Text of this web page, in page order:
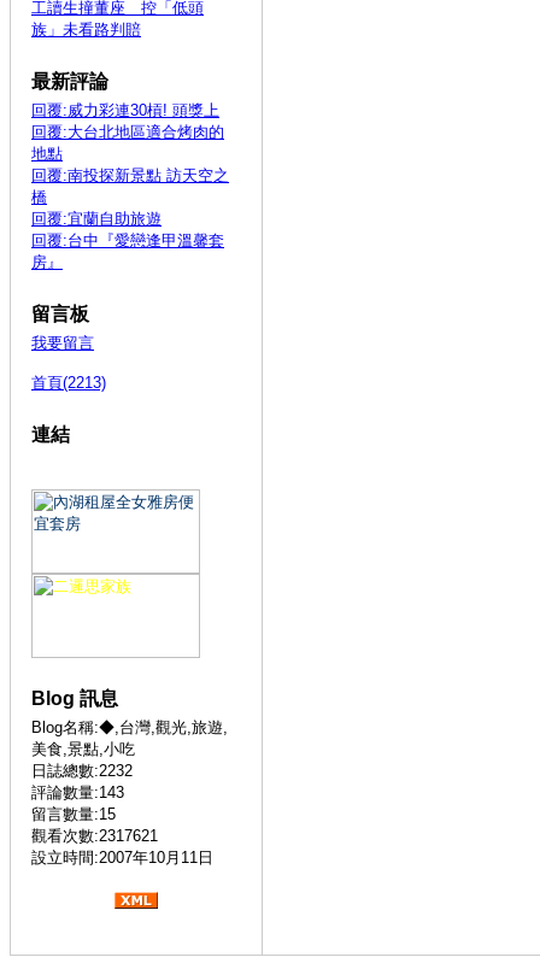
工讀生撞董座 控「低頭
族」未看路判賠
最新評論
回覆:威力彩連30槓! 頭獎上
回覆:大台北地區適合烤肉的
地點
回覆:南投探新景點 訪天空之
橋
回覆:宜蘭自助旅遊
回覆:台中『愛戀逢甲溫馨套
房』
留言板
我要留言
首頁(2213)
連結
Blog 訊息
Blog名稱:◆,台灣,觀光,旅遊,
美食,景點,小吃
日誌總數:2232
評論數量:143
留言數量:15
觀看次數:2317621
設立時間:2007年10月11日